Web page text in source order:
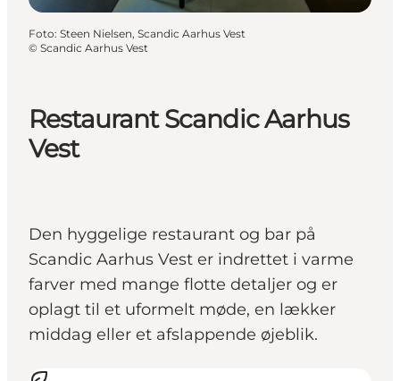
Restaurant Scandic Aarhus
Vest
Den hyggelige restaurant og bar på
Scandic Aarhus Vest er indrettet i varme
farver med mange flotte detaljer og er
oplagt til et uformelt møde, en lækker
middag eller et afslappende øjeblik.
Foto: Steen Nielsen, Scandic Aarhus Vest
© Scandic Aarhus Vest